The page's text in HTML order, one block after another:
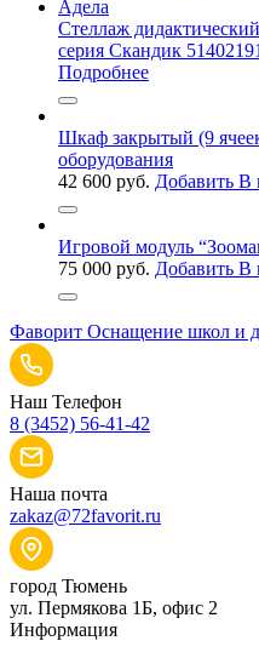
Стеллаж
серия Скандик
Подробнее
Шкаф закрытый (9
оборудования
42 600 руб. Добавить В
Игровой модуль
75 000 руб. Добавить В
Фаворит Оснащение школ и
Наш Телефон
8 (3452) 56-41-42
Наша почта
zakaz@72favorit.ru
город Тюмень
ул. Пермякова 1Б, офис 2
Информация